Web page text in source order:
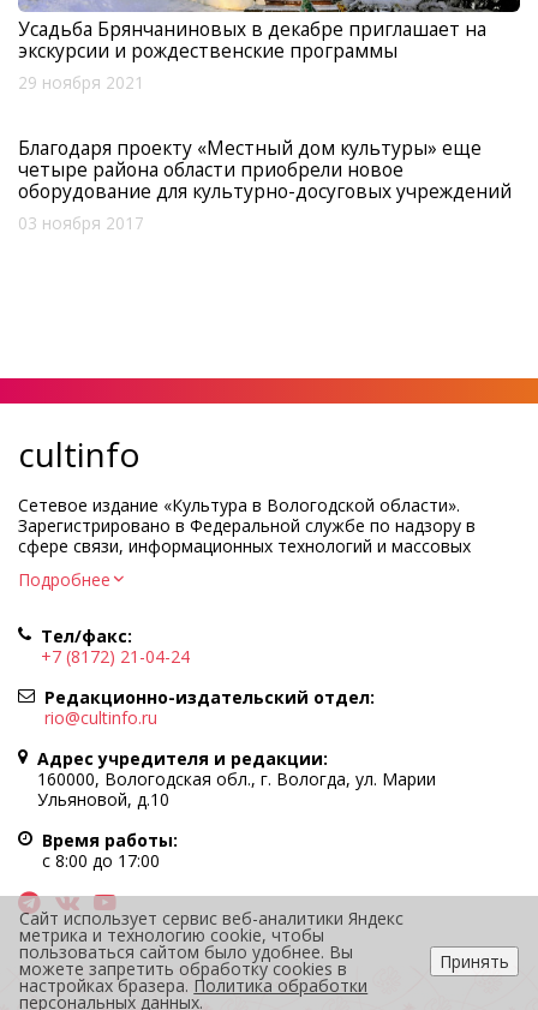
Усадьба Брянчаниновых в декабре приглашает на
экскурсии и рождественские программы
29 ноября 2021
Благодаря проекту «Местный дом культуры» еще
четыре района области приобрели новое
оборудование для культурно-досуговых учреждений
03 ноября 2017
cultinfo
Сетевое издание «Культура в Вологодской области».
Зарегистрировано в Федеральной службе по надзору в
сфере связи, информационных технологий и массовых
Регистрационный номер и дата принятия решения о
Учредитель КУ ВО «Информационно-аналитический центр
культуры»
Адрес учредителя и редакции: 160000, Вологодская обл., г.
Вологда, ул. Марии Ульяновой, д.10
Главный редактор — Легчанова Елена Григорьевна
Политика в отношении обработки персональных данных
При полном или частичном использовании информации
портала гиперссылка на cultinfo.ru обязательна.
Редакция не несет ответственности за достоверность
информации, содержащейся в рекламных объявлениях.
12+
Подробнее
Тел/факс:
+7 (8172) 21-04-24
Редакционно-издательский отдел:
rio@cultinfo.ru
Адрес учредителя и редакции:
160000, Вологодская обл., г. Вологда, ул. Марии
Ульяновой, д.10
Время работы:
с 8:00 до 17:00
Сайт использует сервис веб-аналитики Яндекс
метрика и технологию cookie, чтобы
пользоваться сайтом было удобнее. Вы
можете запретить обработку cookies в
настройках бразера. Политика обработки
персональных данных.
Принять